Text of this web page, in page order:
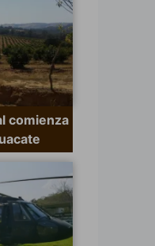
comienza